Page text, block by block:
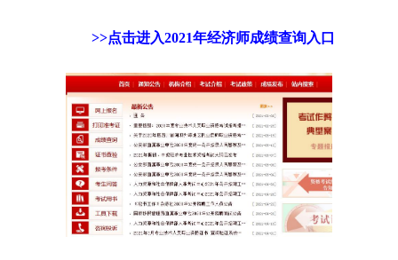
>>点击进入2021年经济师成绩查询入口